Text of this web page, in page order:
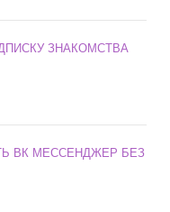
ЗНАКОМСТВА
ВК МЕССЕНДЖЕР БЕЗ